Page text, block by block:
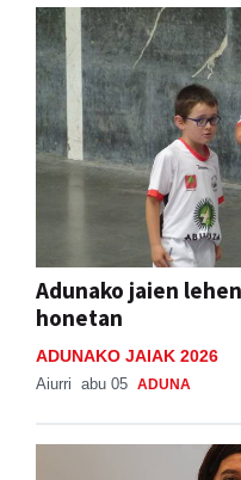
Adunako jaien
honetan
ADUNAKO JAIAK 2026
Aiurri abu 05 ADUNA